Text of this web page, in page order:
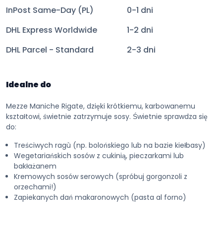
InPost Same-Day (PL)
0-1 dni
DHL Express Worldwide
1-2 dni
DHL Parcel - Standard
2-3 dni
Idealne do
Mezze Maniche Rigate, dzięki krótkiemu, karbowanemu
kształtowi, świetnie zatrzymuje sosy. Świetnie sprawdza się
do:
Treściwych ragù (np. bolońskiego lub na bazie kiełbasy)
Wegetariańskich sosów z cukinią, pieczarkami lub
bakłażanem
Kremowych sosów serowych (spróbuj gorgonzoli z
orzechami!)
Zapiekanych dań makaronowych (pasta al forno)